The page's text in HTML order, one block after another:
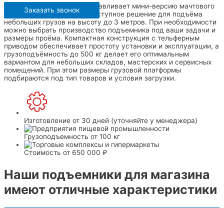
Заказать звонок
Также наша компания изготавливает мини-версию мачтового
подъёмника – это самое доступное решение для подъёма
небольших грузов на высоту до 3 метров. При необходимости
можно выбрать производство подъемника под ваши задачи и
размеры проёма. Компактная конструкция с тельферным
приводом обеспечивает простоту установки и эксплуатации, а
грузоподъёмность до 500 кг делает его оптимальным
вариантом для небольших складов, мастерских и сервисных
помещений. При этом размеры грузовой платформы
подбираются под тип товаров и условия загрузки.
Изготовление от 30 дней (уточняйте у менеджера)
Грузоподъемность от 100 кг
Стоимость от 650 000 ₽
Наши подъемники для магазина
имеют отличные характеристики